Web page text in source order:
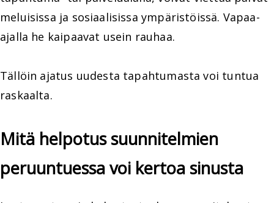
meluisissa ja sosiaalisissa ympäristöissä. Vapaa-
ajalla he kaipaavat usein rauhaa.
Tällöin ajatus uudesta tapahtumasta voi tuntua
raskaalta.
Mitä helpotus suunnitelmien
peruuntuessa voi kertoa sinusta